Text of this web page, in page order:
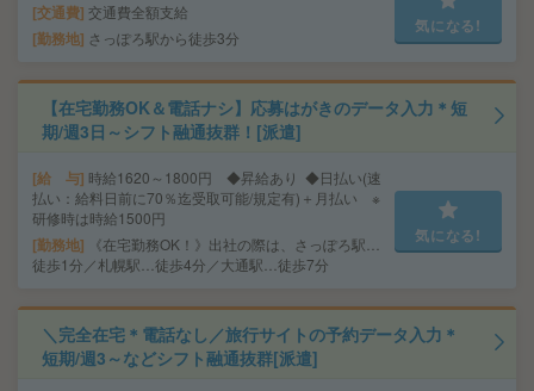
交通費 交通費全額支給
勤務地 さっぽろ駅から徒歩3分
気になる!
【在宅勤務OK＆電話ナシ】応募はがきのデータ入力＊短
期/週3日～シフト融通抜群！[派遣]
給 与 時給1620～1800円 ◆昇給あり ◆日払い(速
払い：給料日前に70％迄受取可能/規定有)＋月払い ※
研修時は時給1500円
勤務地
《在宅勤務OK！》出社の際は、さっぽろ駅…
徒歩1分／札幌駅…徒歩4分／大通駅…徒歩7分
気になる!
＼完全在宅＊電話なし／旅行サイトの予約データ入力＊
短期/週3～などシフト融通抜群[派遣]